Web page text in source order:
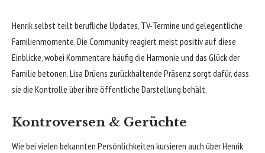
Henrik selbst teilt berufliche Updates, TV-Termine und gelegentliche
Familienmomente. Die Community reagiert meist positiv auf diese
Einblicke, wobei Kommentare häufig die Harmonie und das Glück der
Familie betonen. Lisa Drüens zurückhaltende Präsenz sorgt dafür, dass
sie die Kontrolle über ihre öffentliche Darstellung behält.
Kontroversen & Gerüchte
Wie bei vielen bekannten Persönlichkeiten kursieren auch über Henrik